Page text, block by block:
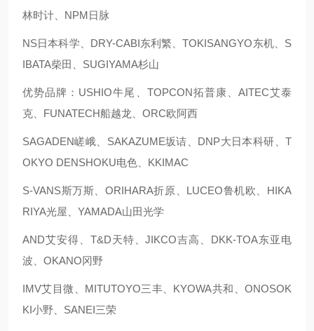
林时计、NPM日脉
NS日本科学、DRY-CABI东利繁、TOKISANGYO东机、S
IBATA柴田、SUGIYAMA杉山
优势品牌：USHIO牛尾、TOPCON拓普康、AITEC艾泰
克、FUNATECH船越龙、ORC欧阿西
SAGADEN嵯峨、SAKAZUME坂诘、DNP大日本科研、T
OKYO DENSHOKU电色、KKIMAC
S-VANS斯万斯、ORIHARA折原、LUCEO鲁机欧、HIKA
RIYA光屋、YAMADA山田光学
AND艾安得、T&D天特、JIKCO吉高、DKK-TOA东亚电
波、OKANO冈野
IMV艾目微、MITUTOYO三丰、KYOWA共和、ONOSOK
KI小野、SANEI三荣